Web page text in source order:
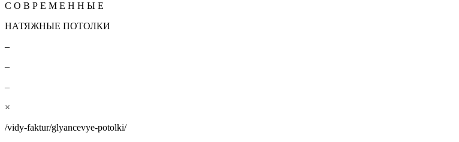
С О В Р Е М Е Н Н Ы Е
НАТЯЖНЫЕ ПОТОЛКИ
–
–
–
×
/vidy-faktur/glyancevye-potolki/